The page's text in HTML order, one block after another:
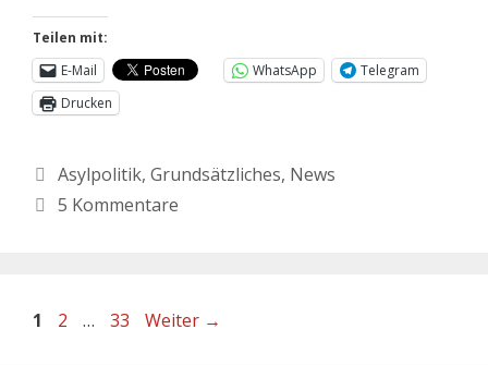
Teilen mit:
E-Mail
WhatsApp
Telegram
Drucken
Asylpolitik, Grundsätzliches, News
5 Kommentare
1 2 … 33 Weiter →